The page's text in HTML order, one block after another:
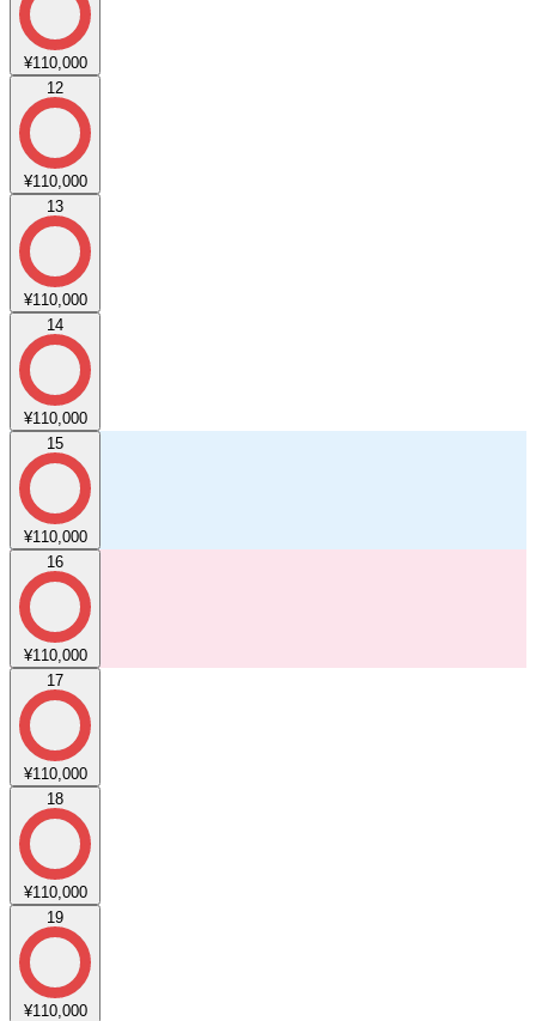
¥110,000
12
¥110,000
13
¥110,000
14
¥110,000
15
¥110,000
16
¥110,000
17
¥110,000
18
¥110,000
19
¥110,000